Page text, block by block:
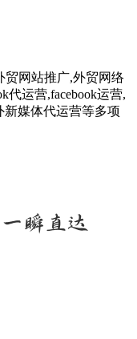
贸网站推广,外贸网络
代运营,facebook运营,
新媒体代运营等多项